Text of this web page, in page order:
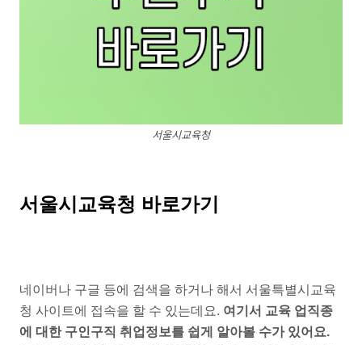
서울시교육청
서울시교육청 바로가기
네이버나 구글 등에 검색을 하거나 해서 서울특별시교육
청 사이트에 접속을 할 수 있는데요. 여기서 교육 업직종
에 대한 구인구직 취업정보를 쉽게 알아볼 수가 있어요.